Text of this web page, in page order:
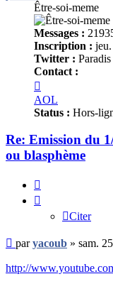
Être-soi-meme
Messages :
Inscription :
Twitter :
Contact :
yacoub
AOL
Status : Hors-
Re: Emission du
ou blasphème
Citer
Message
non
lu
paryacoub » sam.
http://